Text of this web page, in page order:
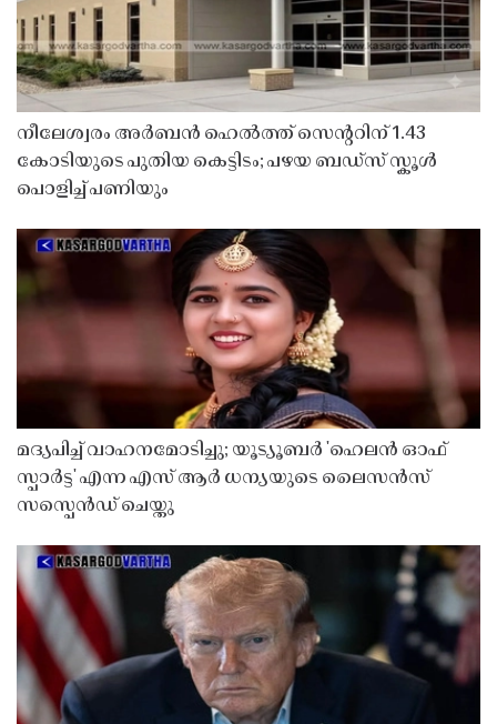
നീലേശ്വരം അർബൻ ഹെൽത്ത് സെൻ്ററിന് 1.43
കോടിയുടെ പുതിയ കെട്ടിടം; പഴയ ബഡ്സ് സ്കൂൾ
പൊളിച്ച് പണിയും
മദ്യപിച്ച് വാഹനമോടിച്ചു; യൂട്യൂബർ 'ഹെലൻ ഓഫ്
സ്പാർട്ട' എന്ന എസ് ആർ ധന്യയുടെ ലൈസൻസ്
സസ്പെൻഡ് ചെയ്തു ​​​​​​​